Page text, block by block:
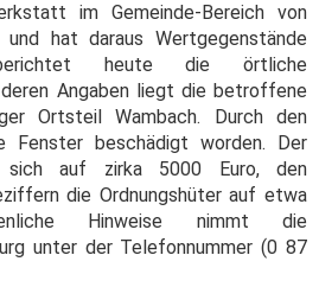
im Gemeinde-Bereich von
und hat daraus Wertgegenstände
heute die örtliche
deren Angaben liegt die betroffene
Ortsteil Wambach. Durch den
Fenster beschädigt worden. Der
sich auf zirka 5000 Euro, den
die Ordnungshüter auf etwa
Hinweise nimmt die
unter der Telefonnummer (0 87